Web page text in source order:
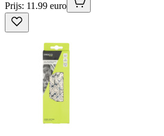
Prijs: 11.99 euro